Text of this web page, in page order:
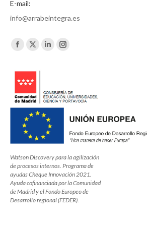
E-mail:
info@arrabeintegra.es
Encuéntranos en:
Facebook
new
window
X
new
window
Linkedin
in
new
window
Instagram
in
new
window
Watson Discovery para la agilización
de procesos internos. Programa de
ayudas Cheque Innovación 2021.
Ayuda cofinanciada por la Comunidad
de Madrid y el Fondo Europeo de
Desarrollo regional (FEDER).